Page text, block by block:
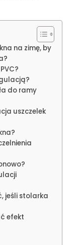
na zimę, by
do ramy
uszczelek
jeśli stolarka
efekt